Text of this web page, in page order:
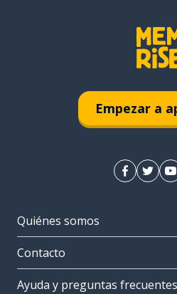
Empezar a
Quiénes somos
Contacto
Ayuda y preguntas frecuentes